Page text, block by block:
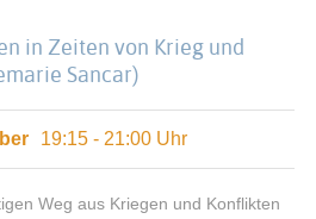
in Zeiten von Krieg und
Sancar)
19:15 - 21:00 Uhr
Weg aus Kriegen und Konflikten